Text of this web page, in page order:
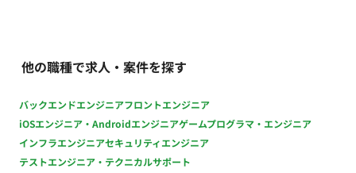
他の職種で求人・案件を探す
バックエンドエンジニアフロントエンジニア
iOSエンジニア・Androidエンジニアゲームプログラマ・エンジニア
インフラエンジニアセキュリティエンジニア
テストエンジニア・テクニカルサポート